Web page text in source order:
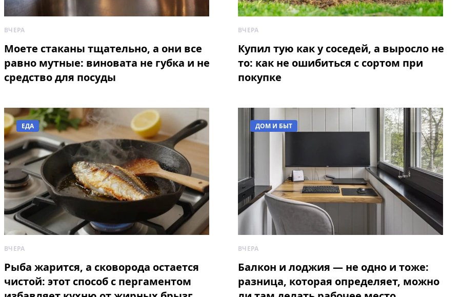
ВЧЕРА
Моете стаканы тщательно, а они все
равно мутные: виновата не губка и не
средство для посуды
ВЧЕРА
Купил тую как у соседей, а выросло не
то: как не ошибиться с сортом при
покупке
ЕДА
ВЧЕРА
Рыба жарится, а сковорода остается
чистой: этот способ с пергаментом
ДОМ И БЫТ
ВЧЕРА
Балкон и лоджия — не одно и тоже:
разница, которая определяет, можно